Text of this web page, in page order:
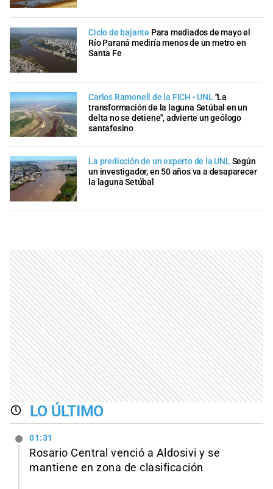
Ciclo de bajante Para mediados de mayo el
Río Paraná mediría menos de un metro en
Santa Fe
Carlos Ramonell de la FICH - UNL"La
transformación de la laguna Setúbal en un
delta no se detiene", advierte un geólogo
santafesino
La predicción de un experto de la UNLSegún
un investigador, en 50 años va a desaparecer
la laguna Setúbal
LO ÚLTIMO
01:31
Rosario Central venció a Aldosivi y se
mantiene en zona de clasificación